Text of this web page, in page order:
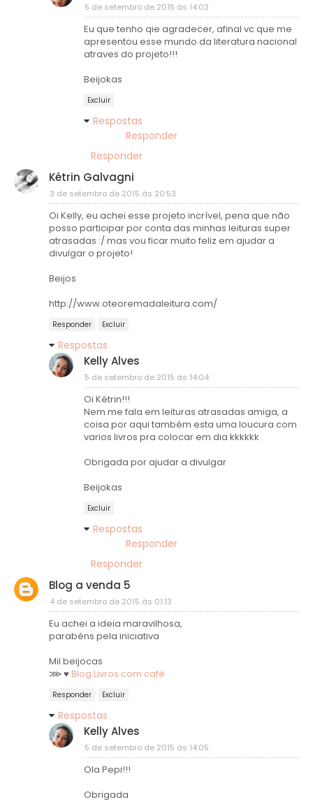
5 de setembro de 2015 às 14:03
Eu que tenho qie agradecer, afinal vc que me
apresentou esse mundo da literatura nacional
atraves do projeto!!!
Beijokas
Excluir
Respostas
Responder
Responder
Kétrin Galvagni
3 de setembro de 2015 às 20:53
Oi Kelly, eu achei esse projeto incrível, pena que não
posso participar por conta das minhas leituras super
atrasadas :/ mas vou ficar muito feliz em ajudar a
divulgar o projeto!
Beijos
http://www.oteoremadaleitura.com/
Responder Excluir
Respostas
Kelly Alves
5 de setembro de 2015 às 14:04
Oi Kétrin!!!
Nem me fala em leituras atrasadas amiga, a
coisa por aqui também esta uma loucura com
varios livros pra colocar em dia kkkkkk
Obrigada por ajudar a divulgar
Beijokas
Excluir
Respostas
Responder
Responder
Blog a venda 5
4 de setembro de 2015 às 01:13
Eu achei a ideia maravilhosa,
parabéns pela iniciativa
Mil beijocas
⋙ ♥ Blog Livros com café
Responder Excluir
Respostas
Kelly Alves
5 de setembro de 2015 às 14:05
Ola Pepi!!!
Obrigada